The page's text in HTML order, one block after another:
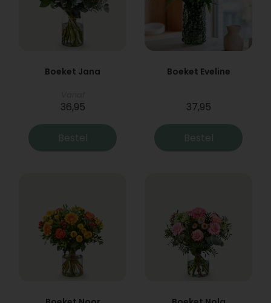
Boeket Jana
36,95
Bestel
Boeket Eveline
37,95
Bestel